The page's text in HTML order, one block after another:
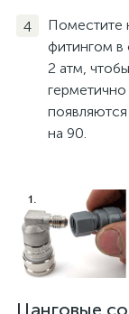
Поместите
фитингом в
2 атм,
герметично
на 90.